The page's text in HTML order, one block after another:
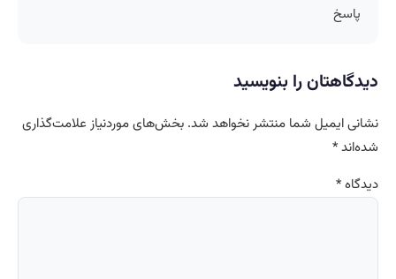
پاسخ
دیدگاهتان را بنویسید
نشانی ایمیل شما منتشر نخواهد شد. بخش‌های موردنیاز علامت‌گذاری
شده‌اند*
دیدگاه*